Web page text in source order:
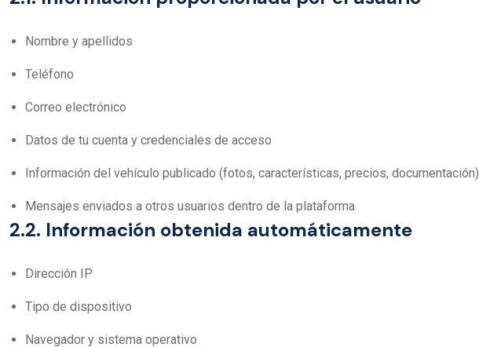
Nombre y apellidos
Teléfono
Correo electrónico
Datos de tu cuenta y credenciales de acceso
Información del vehículo publicado (fotos, características, precios, documentación)
Mensajes enviados a otros usuarios dentro de la plataforma
2.2. Información obtenida automáticamente
Dirección IP
Tipo de dispositivo
Navegador y sistema operativo